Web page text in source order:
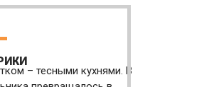
– тесными кухнями. В